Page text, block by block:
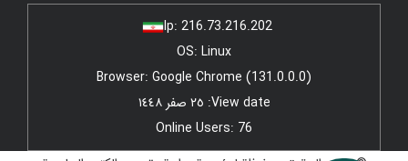
Ip: 216.73.216.202
OS: Linux
Browser: Google Chrome (131.0.0.0)
View date: ٢٥ صفر ١٤٤٨
Online Users: 76